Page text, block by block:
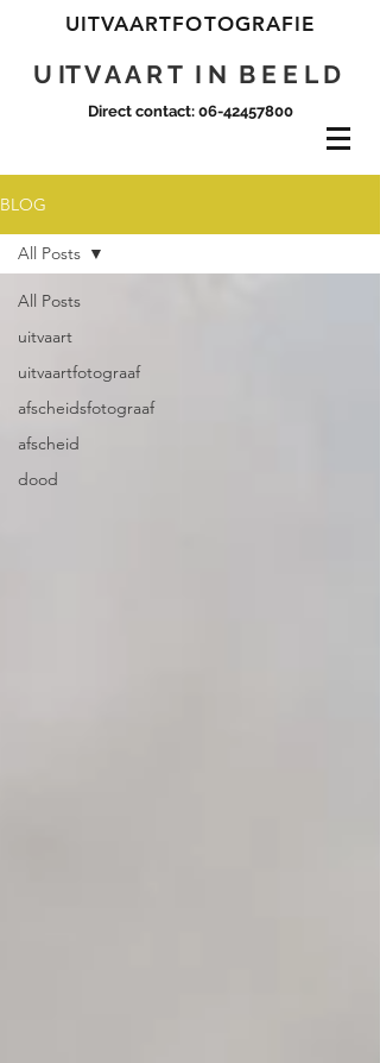
UITVAARTFOTOGRAFIE
U IT V A A R T I N B E E L D
Direct contact: 06-42457800
BLOG
All Posts
uitvaart
uitvaartfotograaf
afscheidsfotograaf
afscheid
dood
All Posts